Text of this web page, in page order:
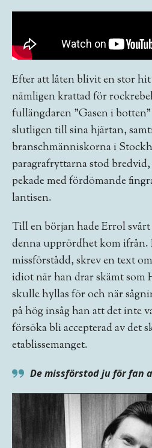
Efter att låten blivit en stor
nämligen krattad för
fullängdaren ”Gasen i
slutligen till sina hjärtan,
branschmänniskorna i
paragrafryttarna stod
pekade med fördömande
lantisen.
Till en början hade Errol
denna upprördhet kom ifrån.
missförstådd, skrev en text
idiot när han drar skämt som
skulle hyllas för och när
på hög insåg han att det inte
försöka bli accepterad av det
etablissemanget.
De missförstod ju för fan